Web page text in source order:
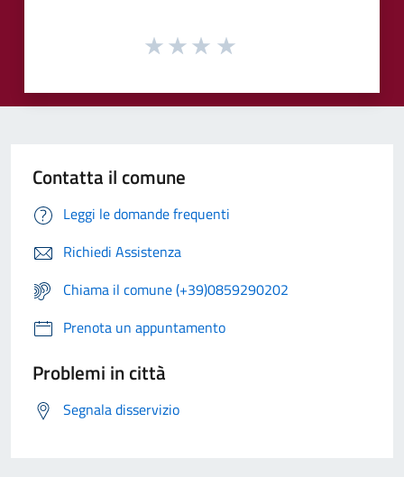
Contatta il comune
Leggi le domande frequenti
Richiedi Assistenza
Chiama il comune (+39)0859290202
Prenota un appuntamento
Problemi in città
Segnala disservizio